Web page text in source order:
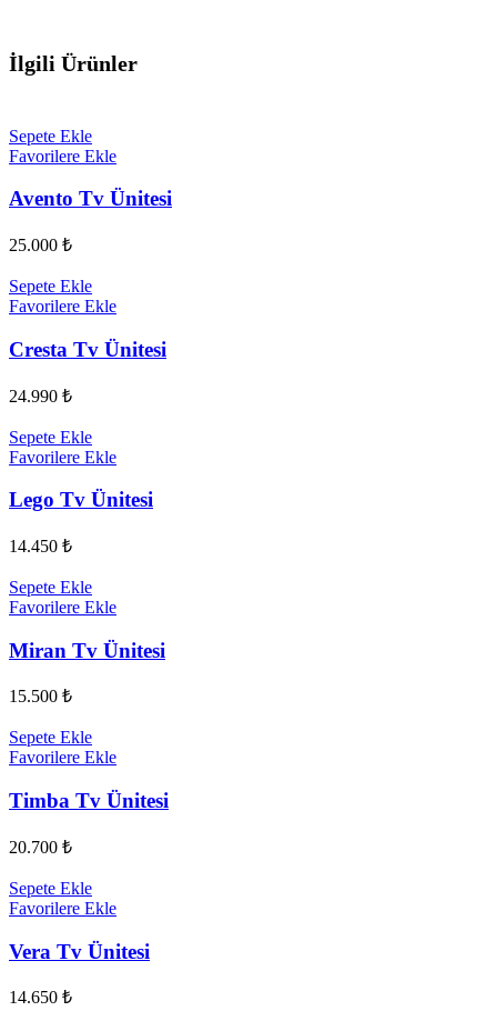
İlgili Ürünler
Sepete Ekle
Favorilere Ekle
Avento Tv Ünitesi
25.000 ₺
Sepete Ekle
Favorilere Ekle
Cresta Tv Ünitesi
24.990 ₺
Sepete Ekle
Favorilere Ekle
Lego Tv Ünitesi
14.450 ₺
Sepete Ekle
Favorilere Ekle
Miran Tv Ünitesi
15.500 ₺
Sepete Ekle
Favorilere Ekle
Timba Tv Ünitesi
20.700 ₺
Sepete Ekle
Favorilere Ekle
Vera Tv Ünitesi
14.650 ₺